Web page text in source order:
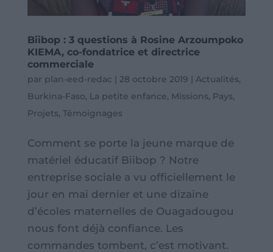
Biibop : 3 questions à Rosine Arzoumpoko
KIEMA, co-fondatrice et directrice
commerciale
par plan-eed-redac | 28 octobre 2019 | Actualités,
Burkina-Faso, La petite enfance, Missions, Pays,
Projets, Témoignages
Comment se porte la jeune marque de
matériel éducatif Biibop ? Notre
entreprise sociale a vu officiellement le
jour en mai dernier et une dizaine
d’écoles maternelles de Ouagadougou
nous font déjà confiance. Les
commandes tombent, c’est motivant.